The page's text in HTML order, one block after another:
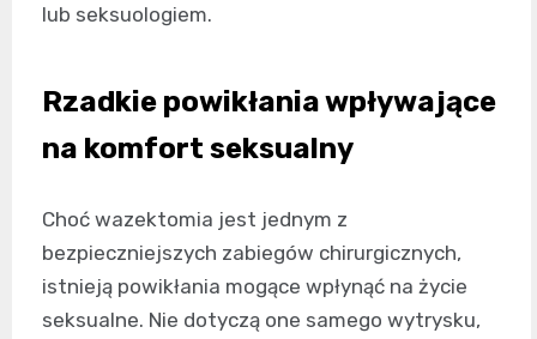
lub seksuologiem.
Rzadkie powikłania wpływające
na komfort seksualny
Choć wazektomia jest jednym z
bezpieczniejszych zabiegów chirurgicznych,
istnieją powikłania mogące wpłynąć na życie
seksualne. Nie dotyczą one samego wytrysku,